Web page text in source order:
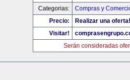
Categorias:
Compras y
Precio:
Realizar una oferta!
Visitar!
Serán consideradas